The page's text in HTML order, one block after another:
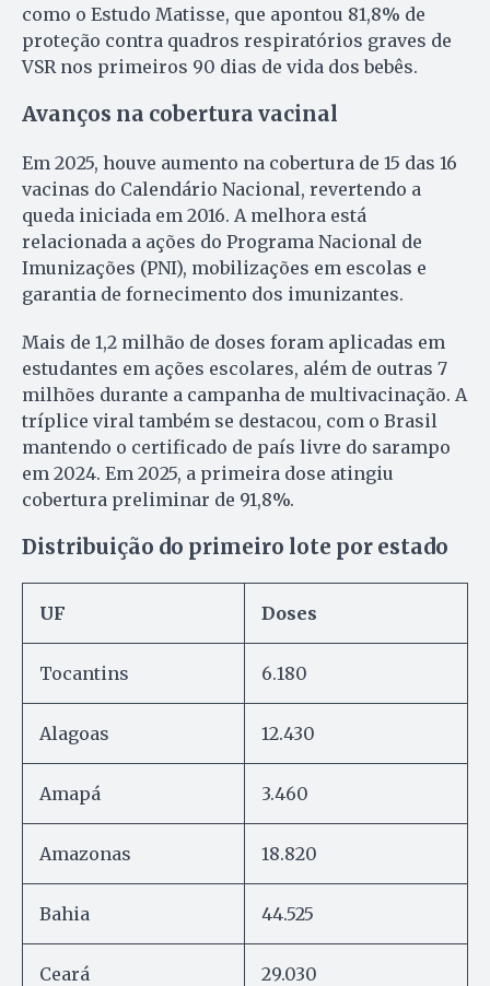
como o Estudo Matisse, que apontou 81,8% de
proteção contra quadros respiratórios graves de
VSR nos primeiros 90 dias de vida dos bebês.
Avanços na cobertura vacinal
Em 2025, houve aumento na cobertura de 15 das 16
vacinas do Calendário Nacional, revertendo a
queda iniciada em 2016. A melhora está
relacionada a ações do Programa Nacional de
Imunizações (PNI), mobilizações em escolas e
garantia de fornecimento dos imunizantes.
Mais de 1,2 milhão de doses foram aplicadas em
estudantes em ações escolares, além de outras 7
milhões durante a campanha de multivacinação. A
tríplice viral também se destacou, com o Brasil
mantendo o certificado de país livre do sarampo
em 2024. Em 2025, a primeira dose atingiu
cobertura preliminar de 91,8%.
Distribuição do primeiro lote por estado
UF Doses
Tocantins 6.180
Alagoas 12.430
Amapá 3.460
Amazonas 18.820
Bahia 44.525
Ceará 29.030